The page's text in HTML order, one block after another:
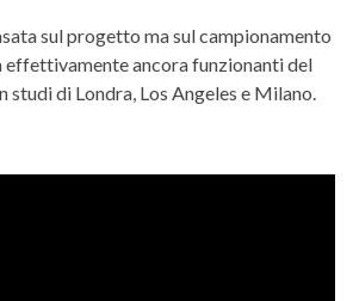
sul progetto ma sul campionamento
effettivamente ancora funzionanti del
studi di Londra, Los Angeles e Milano.